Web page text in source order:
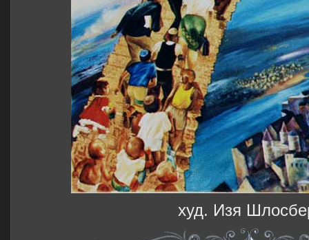
худ. Изя